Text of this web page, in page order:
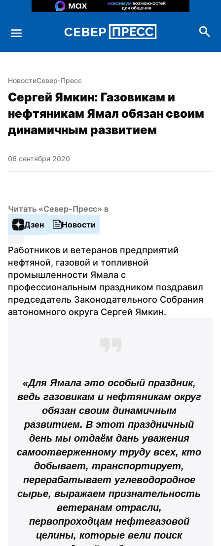
НовостиСевер-Пресс
Сергей Ямкин: Газовикам и
нефтяникам Ямал обязан своим
динамичным развитием
06 сентября 2020
Читать «Север-Пресс» в
Дзен
Новости
Работников и ветеранов предприятий
нефтяной, газовой и топливной
промышленности Ямала с
профессиональным праздником поздравил
председатель Законодательного Собрания
автономного округа Сергей Ямкин.
«Для Ямала это особый праздник,
ведь газовикам и нефтяникам округ
обязан своим динамичным
развитием. В этот праздничный
день мы отдаём дань уважения
самоотверженному труду всех, кто
добывает, транспортирует,
перерабатывает углеводородное
сырье, выражаем признательность
ветеранам отрасли,
первопроходцам нефтегазовой
целины, которые вели поиск